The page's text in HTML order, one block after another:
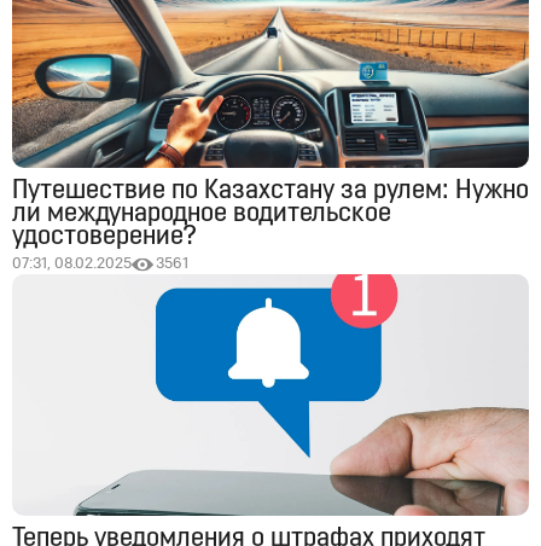
Путешествие по Казахстану за рулем: Нужно
ли международное водительское
удостоверение?
07:31, 08.02.2025 3561
Теперь уведомления о штрафах приходят